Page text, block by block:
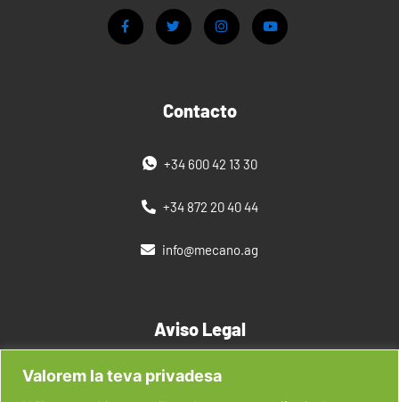
Valorem la teva privadesa
Contacto
+34 600 42 13 30
+34 872 20 40 44
info@mecano.ag
Aviso Legal
Política de privacidad